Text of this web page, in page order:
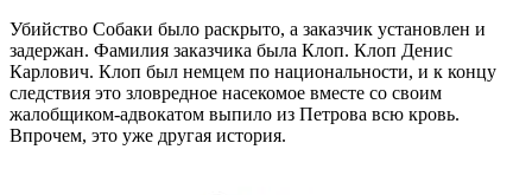
Убийство Собаки было раскрыто, а заказчик установлен и
задержан. Фамилия заказчика была Клоп. Клоп Денис
Карлович. Клоп был немцем по национальности, и к концу
следствия это зловредное насекомое вместе со своим
жалобщиком-адвокатом выпило из Петрова всю кровь.
Впрочем, это уже другая история.